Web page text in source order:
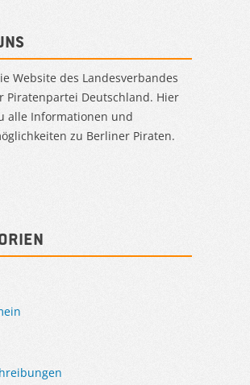
Website des Landesverbandes
Piratenpartei Deutschland. Hier
alle Informationen und
zu Berliner Piraten.